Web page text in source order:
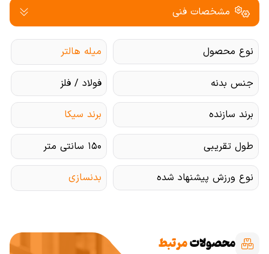
مشخصات فنی
نوع محصول میله هالتر
جنس بدنه فولاد / فلز
برند سازنده برند سیکا
طول تقریبی ۱۵۰ سانتی متر
نوع ورزش پیشنهاد شده بدنسازی
محصولاتمرتبط